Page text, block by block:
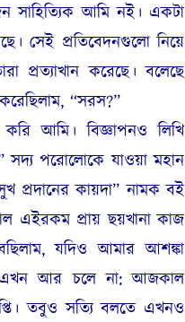
সাহিত্যিক আমি নই। একটা
সেই প্রতিবেদনগুলো নিয়ে
প্রত্যাখান করেছে। বলেছে
“সরস?”
আমি। বিজ্ঞাপনও লিখি
সদ্য পরোলোকে যাওয়া মহান
প্রদানের কায়দা” নামক বই
এইরকম প্রায় ছয়খানা কাজ
যদিও আমার আশঙ্কা
এখন আর চলে না: আজকাল
তবুও সত্যি বলতে এখনও